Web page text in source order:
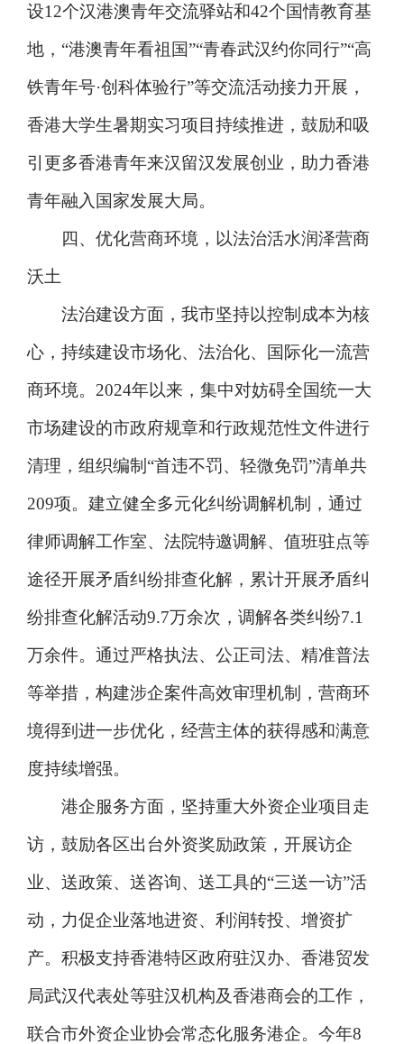
设12个汉港澳青年交流驿站和42个国情教育基
地，“港澳青年看祖国”“青春武汉约你同行”“高
铁青年号·创科体验行”等交流活动接力开展，
香港大学生暑期实习项目持续推进，鼓励和吸
引更多香港青年来汉留汉发展创业，助力香港
青年融入国家发展大局。
四、优化营商环境，以法治活水润泽营商
沃土
法治建设方面，我市坚持以控制成本为核
心，持续建设市场化、法治化、国际化一流营
商环境。2024年以来，集中对妨碍全国统一大
市场建设的市政府规章和行政规范性文件进行
清理，组织编制“首违不罚、轻微免罚”清单共
209项。建立健全多元化纠纷调解机制，通过
律师调解工作室、法院特邀调解、值班驻点等
途径开展矛盾纠纷排查化解，累计开展矛盾纠
纷排查化解活动9.7万余次，调解各类纠纷7.1
万余件。通过严格执法、公正司法、精准普法
等举措，构建涉企案件高效审理机制，营商环
境得到进一步优化，经营主体的获得感和满意
度持续增强。
港企服务方面，坚持重大外资企业项目走
访，鼓励各区出台外资奖励政策，开展访企
业、送政策、送咨询、送工具的“三送一访”活
动，力促企业落地进资、利润转投、增资扩
产。积极支持香港特区政府驻汉办、香港贸发
局武汉代表处等驻汉机构及香港商会的工作，
联合市外资企业协会常态化服务港企。今年8